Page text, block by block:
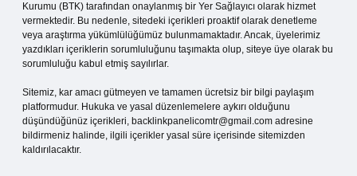
Kurumu (BTK) tarafından onaylanmış bir Yer Sağlayıcı olarak hizmet
vermektedir. Bu nedenle, sitedeki içerikleri proaktif olarak denetleme
veya araştırma yükümlülüğümüz bulunmamaktadır. Ancak, üyelerimiz
yazdıkları içeriklerin sorumluluğunu taşımakta olup, siteye üye olarak bu
sorumluluğu kabul etmiş sayılırlar.
Sitemiz, kar amacı gütmeyen ve tamamen ücretsiz bir bilgi paylaşım
platformudur. Hukuka ve yasal düzenlemelere aykırı olduğunu
düşündüğünüz içerikleri, backlinkpanelicomtr@gmail.com adresine
bildirmeniz halinde, ilgili içerikler yasal süre içerisinde sitemizden
kaldırılacaktır.